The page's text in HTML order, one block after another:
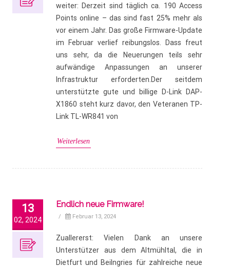
weiter: Derzeit sind täglich ca. 190 Access
Points online – das sind fast 25% mehr als
vor einem Jahr. Das große Firmware-Update
im Februar verlief reibungslos. Dass freut
uns sehr, da die Neuerungen teils sehr
aufwändige Anpassungen an unserer
Infrastruktur erforderten.Der seitdem
unterstützte gute und billige D-Link DAP-
X1860 steht kurz davor, den Veteranen TP-
Link TL-WR841 von
Weiterlesen
13
02, 2024
Endlich neue Firmware!
/ Februar 13, 2024
Zuallererst: Vielen Dank an unsere
Unterstützer aus dem Altmühltal, die in
Dietfurt und Beilngries für zahlreiche neue